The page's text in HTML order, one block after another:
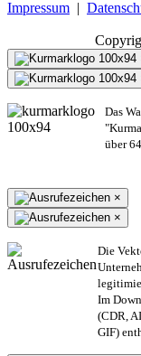
Impressum |
Das
über
×
×
Die
Im
(CDR,
GIF)